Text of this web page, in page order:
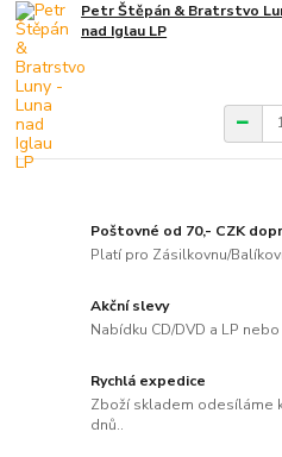
Petr Štěpán & Bratrstvo
nad Iglau LP
Poštovné od 70,- CZK
Platí pro Zásilkovnu/
Akční slevy
Nabídku CD/DVD a LP
Rychlá expedice
Zboží skladem odesíláme
dnů..